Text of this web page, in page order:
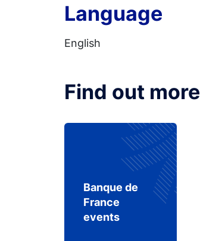
Language
English
Find out more
Banque de
France
events